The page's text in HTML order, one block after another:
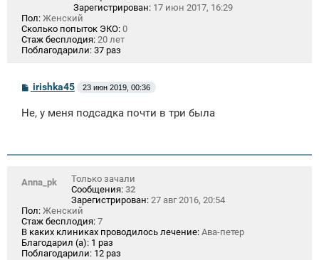
Зарегистрирован: 17 июн 2017, 16:29
Пол: Женский
Сколько попыток ЭКО: 0
Стаж бесплодия: 20 лет
Поблагодарили: 37 раз
С
б
и
irishka45 23 июн 2019, 00:36
Не, у меня подсадка почти в три была
Anna_pk
Только зачали
Сообщения: 32
Зарегистрирован: 27 авг 2016, 20:54
Пол: Женский
Стаж бесплодия: 7
В каких клиниках проводилось лечение: Ава-петер
Благодарил (а): 1 раз
Поблагодарили: 12 раз